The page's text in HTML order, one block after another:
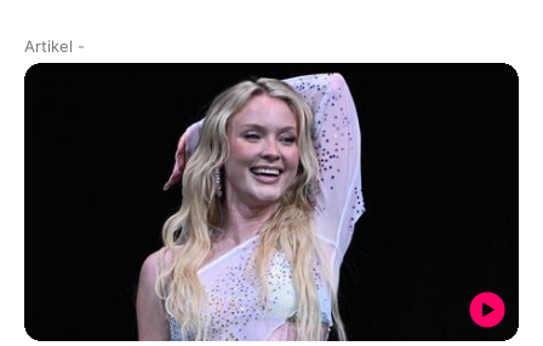
Artikel -